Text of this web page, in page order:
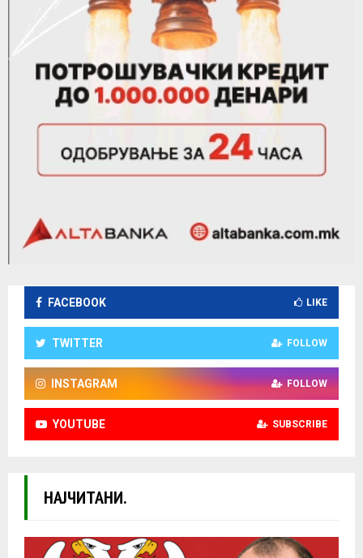
FACEBOOK LIKE
TWITTER FOLLOW
INSTAGRAM FOLLOW
YOUTUBE SUBSCRIBE
НАЈЧИТАНИ.